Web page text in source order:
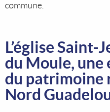
commune.
L’église Saint-
du Moule, une
du patrimoine
Nord